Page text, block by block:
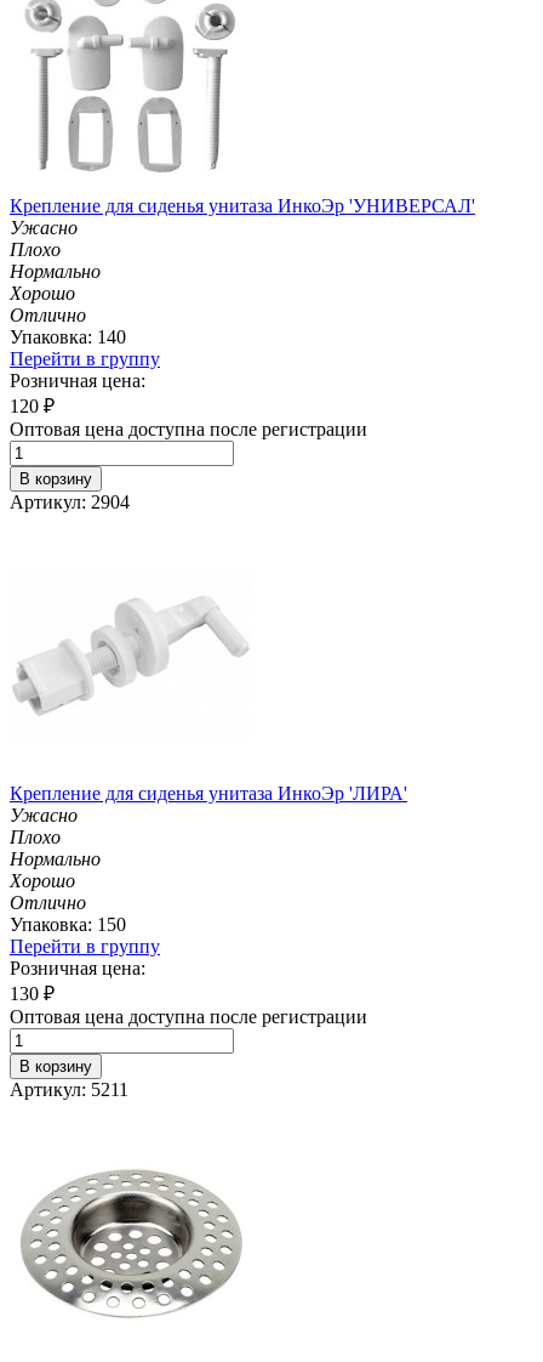
Крепление для сиденья унитаза ИнкоЭр 'УНИВЕРСАЛ'
Ужасно
Плохо
Нормально
Хорошо
Отлично
Упаковка: 140
Перейти в группу
Розничная цена:
120 ₽
Оптовая цена доступна после регистрации
В корзину
Артикул: 2904
Крепление для сиденья унитаза ИнкоЭр 'ЛИРА'
Ужасно
Плохо
Нормально
Хорошо
Отлично
Упаковка: 150
Перейти в группу
Розничная цена:
130 ₽
Оптовая цена доступна после регистрации
В корзину
Артикул: 5211